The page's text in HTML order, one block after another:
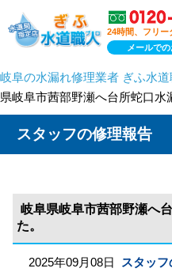
24時間、フリー
メールで
岐阜の水漏れ修理業者 ぎふ水道
県岐阜市茜部野瀬へ台所蛇口水
スタッフの修理報告
岐阜県岐阜市茜部野瀬へ
た。
2025年09月08日 スタッ